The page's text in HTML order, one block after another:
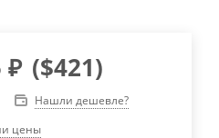
₽ ($421)
Нашли дешевле?
цены